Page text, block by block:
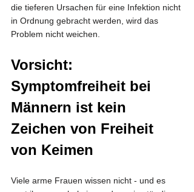
die tieferen Ursachen für eine Infektion nicht
in Ordnung gebracht werden, wird das
Problem nicht weichen.
Vorsicht:
Symptomfreiheit bei
Männern ist kein
Zeichen von Freiheit
von Keimen
Viele arme Frauen wissen nicht - und es